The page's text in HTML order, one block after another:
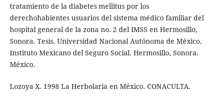
tratamiento de la diabetes mellitus por los
derechohabientes usuarios del sistema médico familiar del
hospital general de la zona no. 2 del IMSS en Hermosillo,
Sonora. Tesis. Universidad Nacional Autónoma de México.
Instituto Mexicano del Seguro Social. Hermosillo, Sonora.
México.
Lozoya X. 1998 La Herbolaria en México. CONACULTA.